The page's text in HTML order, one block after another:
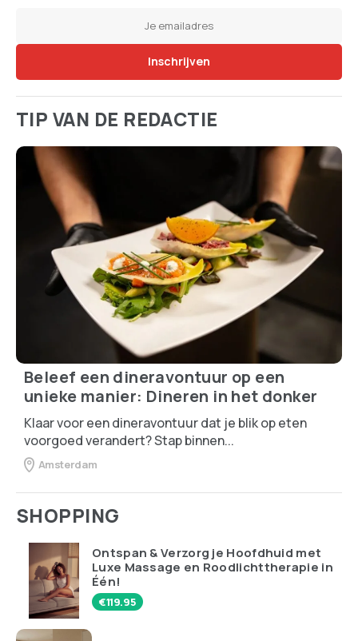
TIP VAN DE REDACTIE
Beleef een dineravontuur op een
unieke manier: Dineren in het donker
Klaar voor een dineravontuur dat je blik op eten
voorgoed verandert? Stap binnen...
Amsterdam
SHOPPING
Ontspan & Verzorg je Hoofdhuid met
Luxe Massage en Roodlichttherapie in
Één!
€119.95